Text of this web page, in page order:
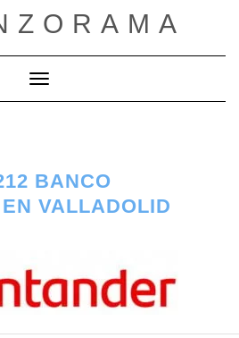
Cambiar modo de navegación
BANCO
VALLADOLID